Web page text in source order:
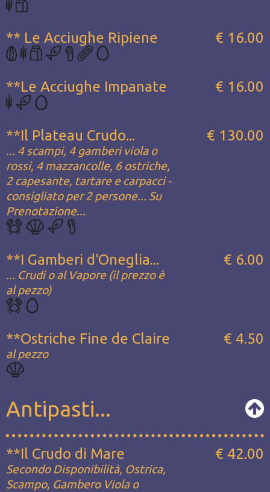
** Le Acciughe Ripiene € 16.00
**Le Acciughe Impanate € 16.00
**Il Plateau Crudo...
... 4 scampi, 4 gamberi viola o
rossi, 4 mazzancolle, 6 ostriche,
2 capesante, tartare e carpacci -
consigliato per 2 persone... Su
Prenotazione...
€ 130.00
**I Gamberi d'Oneglia...
... Crudi o al Vapore (il prezzo è
al pezzo)
€ 6.00
**Ostriche Fine de Claire
al pezzo
€ 4.50
Antipasti...
**Il Crudo di Mare
Secondo Disponibilità, Ostrica,
Scampo, Gambero Viola o
€ 42.00